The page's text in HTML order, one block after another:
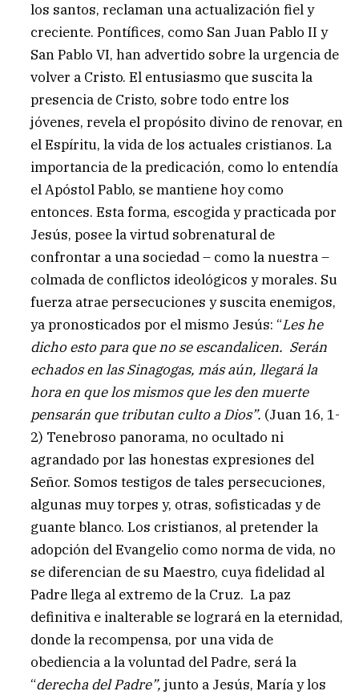
los santos, reclaman una actualización fiel y
creciente. Pontífices, como San Juan Pablo II y
San Pablo VI, han advertido sobre la urgencia de
volver a Cristo. El entusiasmo que suscita la
presencia de Cristo, sobre todo entre los
jóvenes, revela el propósito divino de renovar, en
el Espíritu, la vida de los actuales cristianos. La
importancia de la predicación, como lo entendía
el Apóstol Pablo, se mantiene hoy como
entonces. Esta forma, escogida y practicada por
Jesús, posee la virtud sobrenatural de
confrontar a una sociedad – como la nuestra –
colmada de conflictos ideológicos y morales. Su
fuerza atrae persecuciones y suscita enemigos,
ya pronosticados por el mismo Jesús: “Les he
dicho esto para que no se escandalicen. Serán
echados en las Sinagogas, más aún, llegará la
hora en que los mismos que les den muerte
pensarán que tributan culto a Dios”. (Juan 16, 1-
2) Tenebroso panorama, no ocultado ni
agrandado por las honestas expresiones del
Señor. Somos testigos de tales persecuciones,
algunas muy torpes y, otras, sofisticadas y de
guante blanco. Los cristianos, al pretender la
adopción del Evangelio como norma de vida, no
se diferencian de su Maestro, cuya fidelidad al
Padre llega al extremo de la Cruz. La paz
definitiva e inalterable se logrará en la eternidad,
donde la recompensa, por una vida de
obediencia a la voluntad del Padre, será la
“derecha del Padre”, junto a Jesús, María y los